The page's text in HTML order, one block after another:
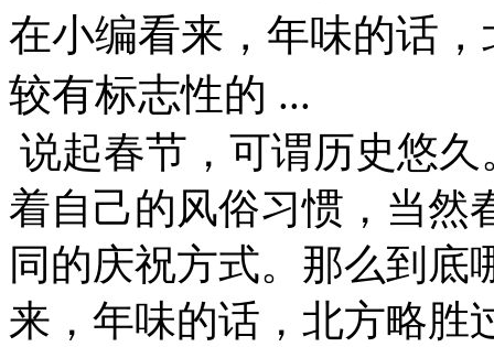
在小编看来，年味的话
较有标志性的 ...
说起春节，可谓历史悠
着自己的风俗习惯，当然
同的庆祝方式。那么到底
来，年味的话，北方略胜